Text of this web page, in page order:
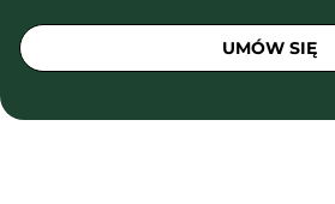
UMÓW SIĘ